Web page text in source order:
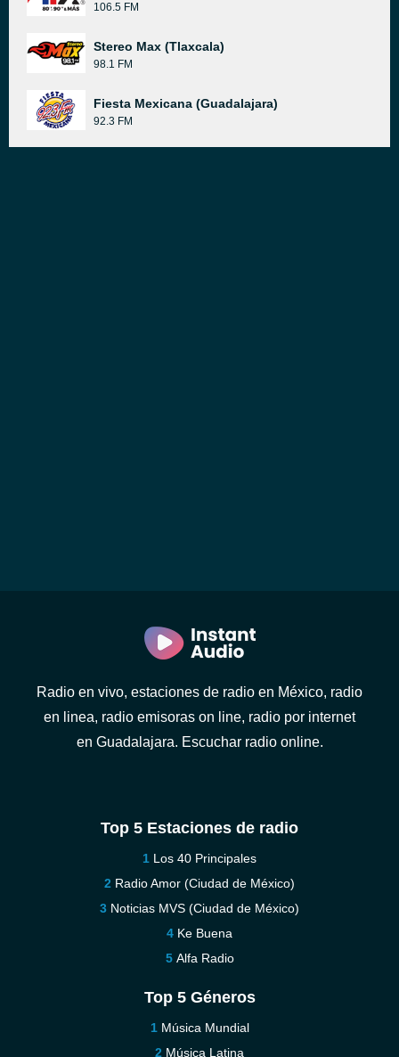
106.5 FM
Stereo Max (Tlaxcala)
98.1 FM
Fiesta Mexicana (Guadalajara)
92.3 FM
Radio en vivo, estaciones de radio en México, radio
en linea, radio emisoras on line, radio por internet
en Guadalajara. Escuchar radio online.
Top 5 Estaciones de radio
Los 40 Principales
Radio Amor (Ciudad de México)
Noticias MVS (Ciudad de México)
Ke Buena
Alfa Radio
Top 5 Géneros
Música Mundial
Música Latina